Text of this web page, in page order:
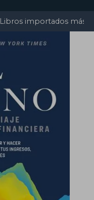
Libros importados más